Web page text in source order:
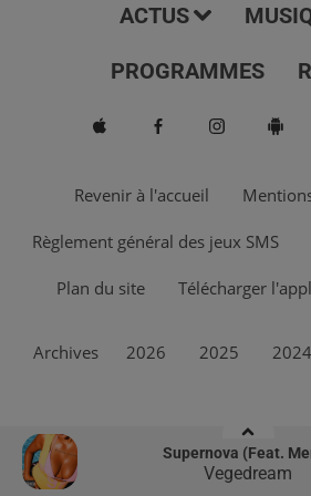
Supernova (feat.
Vegedream
ACTUS
PROGRAMMES
Revenir à l'accueil
Règlement général des jeux SMS
Plan du site Télécharger
Archives 2026 2025 2024